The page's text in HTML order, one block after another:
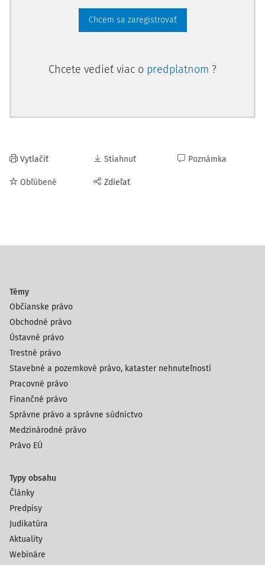
Chcem sa zaregistrovať
Chcete vedieť viac o predplatnom ?
Vytlačiť
Obľúbené
Stiahnuť
Zdieľať
Poznámka
Témy
Občianske právo
Obchodné právo
Ústavné právo
Trestné právo
Stavebné a pozemkové právo, kataster nehnuteľností
Pracovné právo
Finančné právo
Správne právo a správne súdnictvo
Medzinárodné právo
Právo EÚ
Typy obsahu
Články
Predpisy
Judikatúra
Aktuality
Webináre